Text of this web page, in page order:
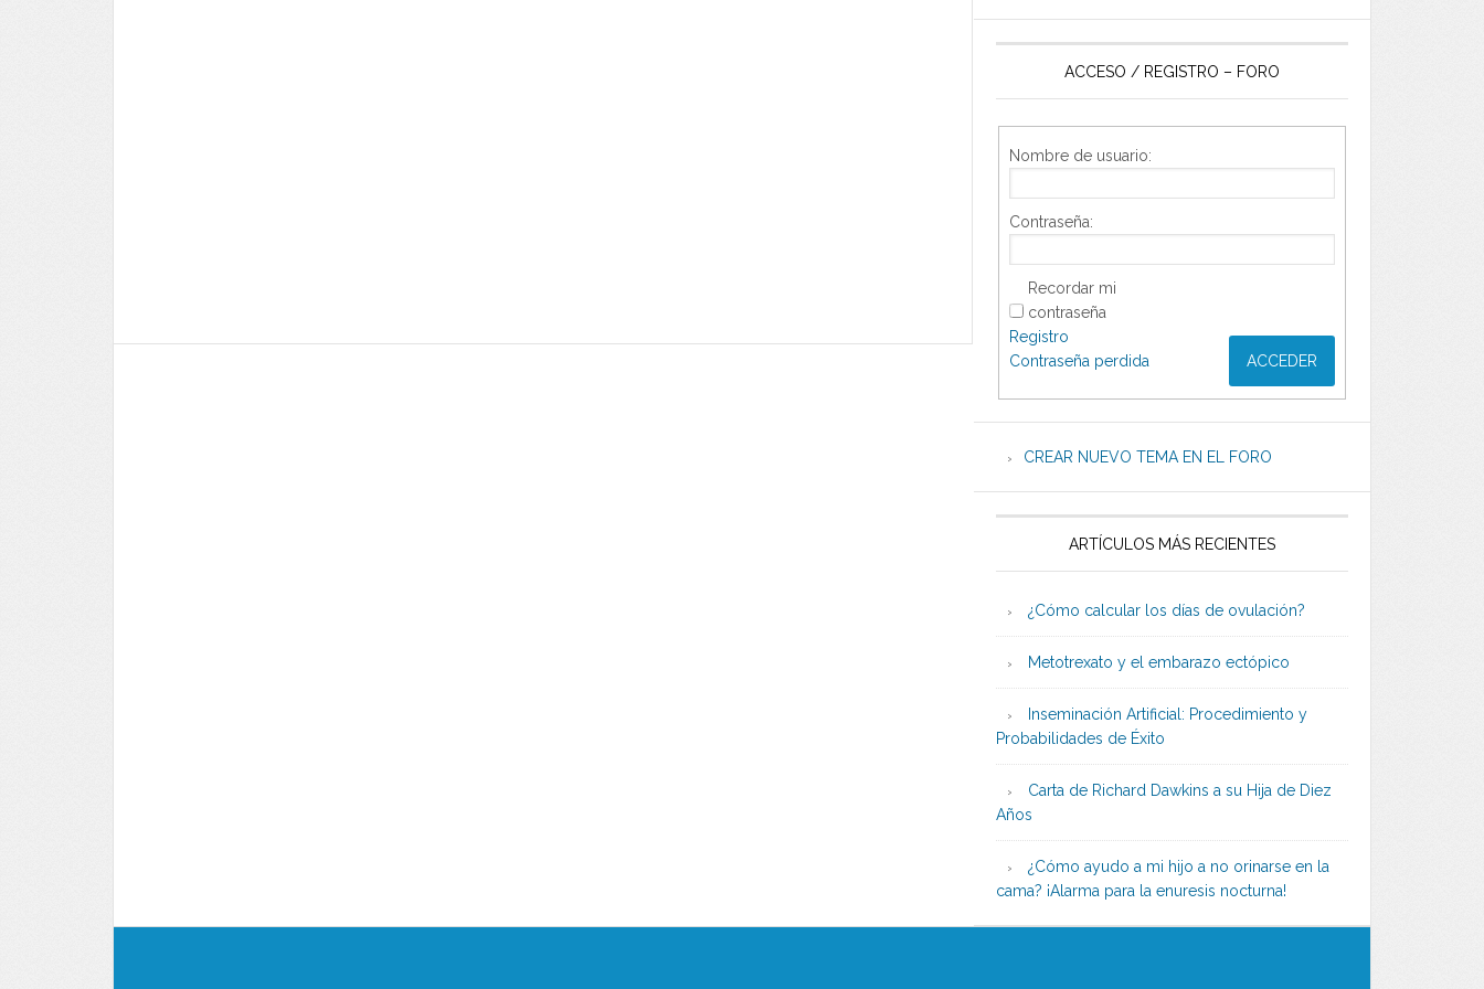
ACCESO / REGISTRO – FORO
Nombre de usuario:
Contraseña:
Recordar mi
contraseña
ACCEDER
Registro
Contraseña perdida
CREAR NUEVO TEMA EN EL FORO
ARTÍCULOS MÁS RECIENTES
¿Cómo calcular los días de ovulación?
Metotrexato y el embarazo ectópico
Inseminación Artificial: Procedimiento y
Probabilidades de Éxito
Carta de Richard Dawkins a su Hija de Diez
Años
¿Cómo ayudo a mi hijo a no orinarse en la
cama? ¡Alarma para la enuresis nocturna!